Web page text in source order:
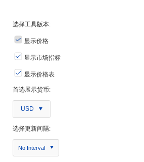
选择工具版本:
显示价格
显示市场指标
显示价格表
首选展示货币:
USD
选择更新间隔:
No Interval